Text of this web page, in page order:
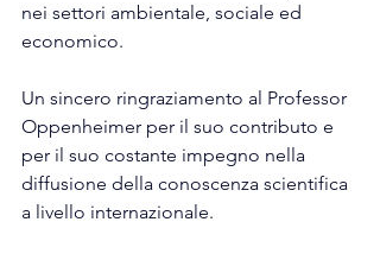
nei settori ambientale, sociale ed
economico.
Un sincero ringraziamento al Professor
Oppenheimer per il suo contributo e
per il suo costante impegno nella
diffusione della conoscenza scientifica
a livello internazionale.